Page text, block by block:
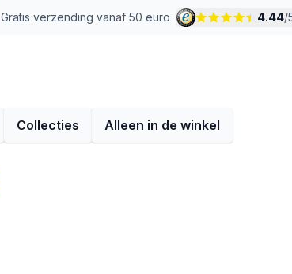
Gratis verzending vanaf 50 euro 4.44/
Collecties Alleen in de winkel